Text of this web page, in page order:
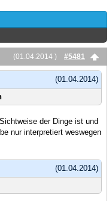
(01.04.2014 ) #5481
(01.04.2014)
der Dinge ist und
nur interpretiert weswegen
(01.04.2014)